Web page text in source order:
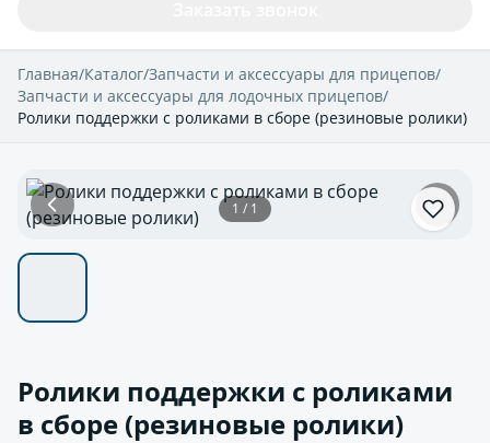
Главная/Каталог/Запчасти и аксессуары для прицепов/
Запчасти и аксессуары для лодочных прицепов/
Ролики поддержки с роликами в сборе (резиновые ролики)
1 / 1
Ролики поддержки с роликами
в сборе (резиновые ролики)